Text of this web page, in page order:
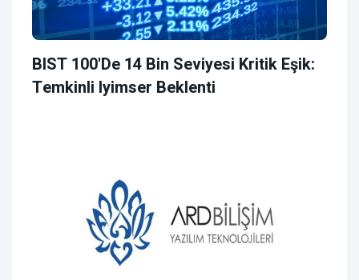
BIST 100'de 14 Bin Seviyesi Kritik Eşik:
Temkinli Iyimser Beklenti